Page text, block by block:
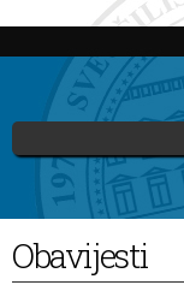
Vi ste ovdje
Obavijesti